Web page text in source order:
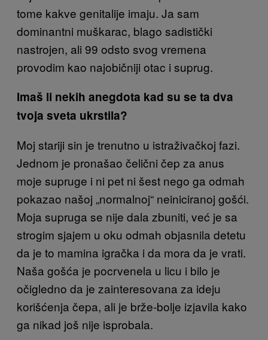
tome kakve genitalije imaju. Ja sam
dominantni muškarac, blago sadistički
nastrojen, ali 99 odsto svog vremena
provodim kao najobičniji otac i suprug.
Imaš li nekih anegdota kad su se ta dva
tvoja sveta ukrstila?
Moj stariji sin je trenutno u istraživačkoj fazi.
Jednom je pronašao čelični čep za anus
moje supruge i ni pet ni šest nego ga odmah
pokazao našoj „normalnoj“ neiniciranoj gošći.
Moja supruga se nije dala zbuniti, već je sa
strogim sjajem u oku odmah objasnila detetu
da je to mamina igračka i da mora da je vrati.
Naša gošća je pocrvenela u licu i bilo je
očigledno da je zainteresovana za ideju
korišćenja čepa, ali je brže-bolje izjavila kako
ga nikad još nije isprobala.